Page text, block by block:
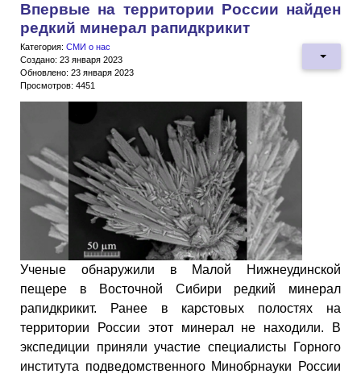
Впервые на территории России найден
редкий минерал рапидкрикит
Категория: СМИ о нас
Создано: 23 января 2023
Обновлено: 23 января 2023
Просмотров: 4451
Ученые обнаружили в Малой Нижнеудинской
пещере в Восточной Сибири редкий минерал
рапидкрикит. Ранее в карстовых полостях на
территории России этот минерал не находили. В
экспедиции приняли участие специалисты Горного
института подведомственного Минобрнауки России